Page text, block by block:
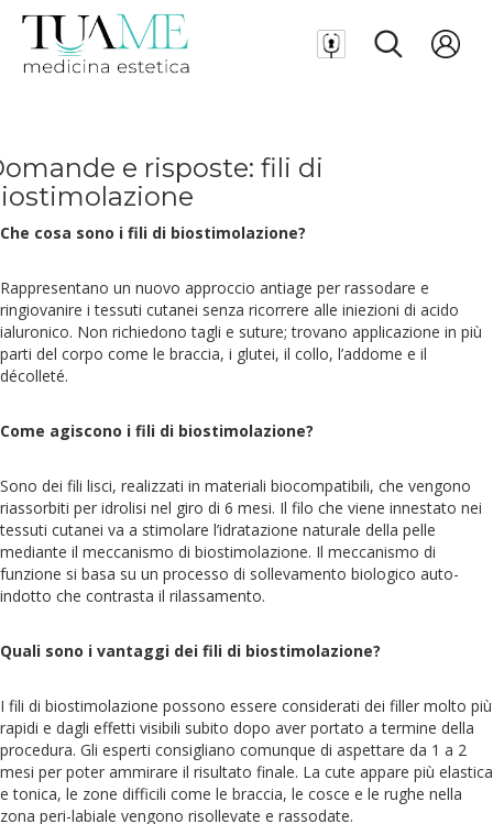
e risposte: fili di
Che cosa sono i fili di biostimolazione?
Rappresentano un nuovo approccio antiage per rassodare e
ringiovanire i tessuti cutanei senza ricorrere alle iniezioni di acido
ialuronico. Non richiedono tagli e suture; trovano applicazione in più
parti del corpo come le braccia, i glutei, il collo, l’addome e il
décolleté.
Come agiscono i fili di biostimolazione?
Sono dei fili lisci, realizzati in materiali biocompatibili, che vengono
riassorbiti per idrolisi nel giro di 6 mesi. Il filo che viene innestato nei
tessuti cutanei va a stimolare l’idratazione naturale della pelle
mediante il meccanismo di biostimolazione. Il meccanismo di
funzione si basa su un processo di sollevamento biologico auto-
indotto che contrasta il rilassamento.
Quali sono i vantaggi dei fili di biostimolazione?
I fili di biostimolazione possono essere considerati dei filler molto più
rapidi e dagli effetti visibili subito dopo aver portato a termine della
procedura. Gli esperti consigliano comunque di aspettare da 1 a 2
mesi per poter ammirare il risultato finale. La cute appare più elastica
e tonica, le zone difficili come le braccia, le cosce e le rughe nella
zona peri-labiale vengono risollevate e rassodate.